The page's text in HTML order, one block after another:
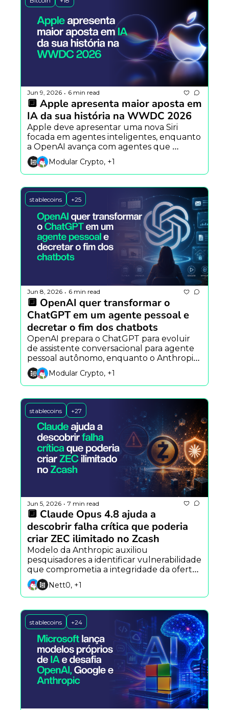
Jun 9, 2026 • 6 min read
🔲 Apple apresenta maior aposta em
IA da sua história na WWDC 2026
Apple deve apresentar uma nova Siri
focada em agentes inteligentes, enquanto
a OpenAI avança com agentes que
aprendem com a experiência e confirma
os primeiros passos rumo a um possível
IPO.
Modular Crypto, +1
stablecoins +25
Jun 8, 2026 • 6 min read
🔲 OpenAI quer transformar o
ChatGPT em um agente pessoal e
decretar o fim dos chatbots
OpenAI prepara o ChatGPT para evoluir
de assistente conversacional para agente
pessoal autônomo, enquanto o Anthropic
avança com o Claude Opus 4.8 e golpes
impulsionados por IA elevam os desafios
de segurança no mercado cripto.
Modular Crypto, +1
stablecoins +27
Jun 5, 2026 • 7 min read
🔲 Claude Opus 4.8 ajuda a
descobrir falha crítica que poderia
criar ZEC ilimitado no Zcash
Modelo da Anthropic auxiliou
pesquisadores a identificar vulnerabilidade
que comprometia a integridade da oferta
do Zcash, enquanto a empresa alerta para
a autoevolução da IA e líderes do setor
projetam a chegada da AGI até 2030.
Nett0, +1
stablecoins +24